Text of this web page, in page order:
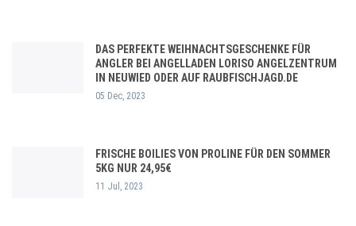
DAS PERFEKTE WEIHNACHTSGESCHENKE FÜR
ANGLER BEI ANGELLADEN LORISO ANGELZENTRUM
IN NEUWIED ODER AUF RAUBFISCHJAGD.DE
05 Dec, 2023
FRISCHE BOILIES VON PROLINE FÜR DEN SOMMER
5KG NUR 24,95€
11 Jul, 2023